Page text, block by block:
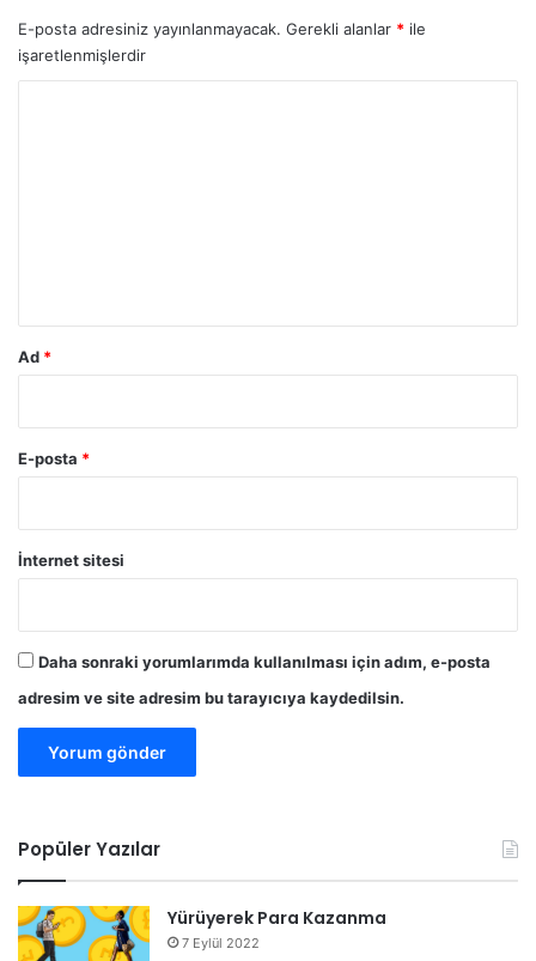
E-posta adresiniz yayınlanmayacak. Gerekli alanlar * ile
işaretlenmişlerdir
Ad *
E-posta *
İnternet sitesi
Daha sonraki yorumlarımda kullanılması için adım, e-posta
adresim ve site adresim bu tarayıcıya kaydedilsin.
Popüler Yazılar
Yürüyerek Para Kazanma
7 Eylül 2022